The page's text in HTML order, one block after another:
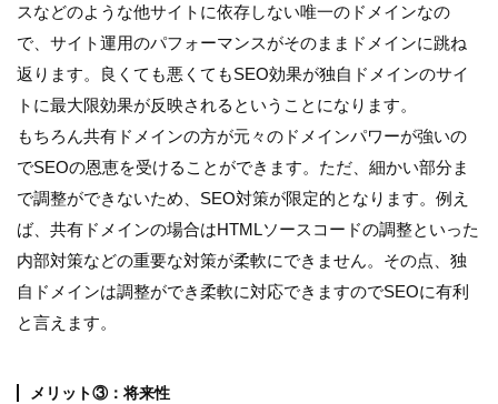
スなどのような他サイトに依存しない唯一のドメインなの
で、サイト運用のパフォーマンスがそのままドメインに跳ね
返ります。良くても悪くてもSEO効果が独自ドメインのサイ
トに最大限効果が反映されるということになります。
もちろん共有ドメインの方が元々のドメインパワーが強いの
でSEOの恩恵を受けることができます。ただ、細かい部分ま
で調整ができないため、SEO対策が限定的となります。例え
ば、共有ドメインの場合はHTMLソースコードの調整といった
内部対策などの重要な対策が柔軟にできません。その点、独
自ドメインは調整ができ柔軟に対応できますのでSEOに有利
と言えます。
メリット③：将来性